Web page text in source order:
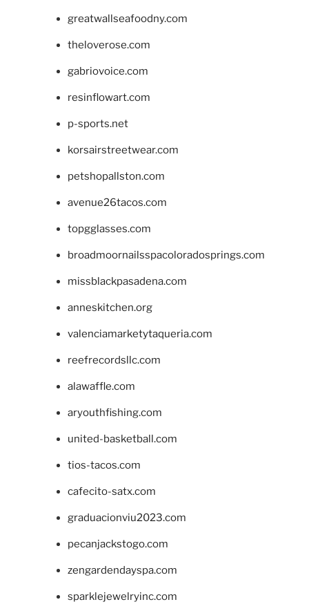
greatwallseafoodny.com
theloverose.com
gabriovoice.com
resinflowart.com
p-sports.net
korsairstreetwear.com
petshopallston.com
avenue26tacos.com
topgglasses.com
broadmoornailsspacoloradosprings.com
missblackpasadena.com
anneskitchen.org
valenciamarketytaqueria.com
reefrecordsllc.com
alawaffle.com
aryouthfishing.com
united-basketball.com
tios-tacos.com
cafecito-satx.com
graduacionviu2023.com
pecanjackstogo.com
zengardendayspa.com
sparklejewelryinc.com